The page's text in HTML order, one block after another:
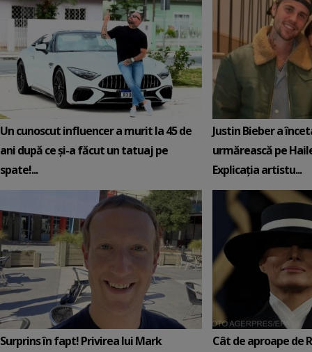
Un cunoscut influencer a murit la 45 de
ani după ce și-a făcut un tatuaj pe
spate!...
Justin Bieber a
urmărească pe
Explicația artistu...
Surprins în fapt! Privirea lui Mark
Cât de aproape de